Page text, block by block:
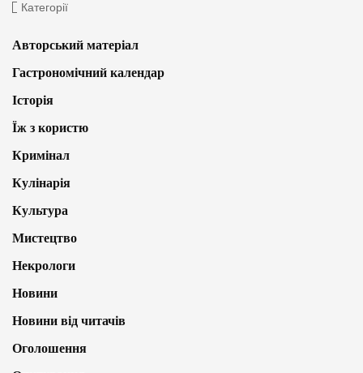
Категорії
Авторський матеріал
Гастрономічний календар
Історія
Їж з користю
Кримінал
Кулінарія
Культура
Мистецтво
Некрологи
Новини
Новини від читачів
Оголошення